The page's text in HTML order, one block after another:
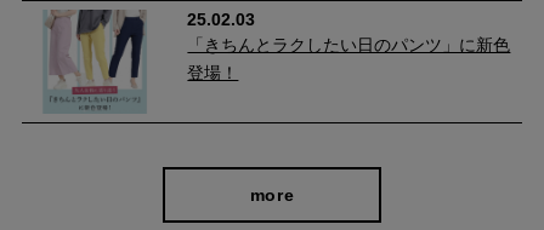
25.02.03
「きちんとラクしたい日のパンツ」に新色
登場！
more